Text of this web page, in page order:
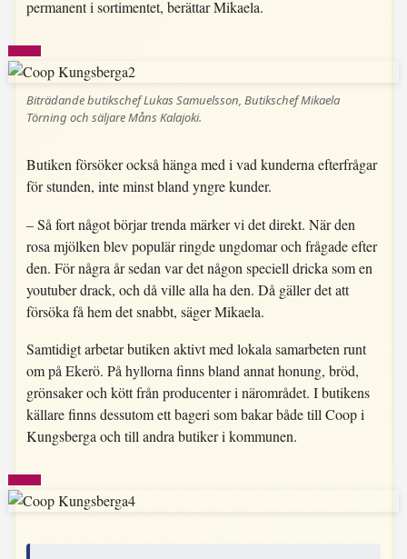
permanent i sortimentet, berättar Mikaela.
Biträdande butikschef Lukas Samuelsson, Butikschef Mikaela
Törning och säljare Måns Kalajoki.
Butiken försöker också hänga med i vad kunderna efterfrågar
för stunden, inte minst bland yngre kunder.
– Så fort något börjar trenda märker vi det direkt. När den
rosa mjölken blev populär ringde ungdomar och frågade efter
den. För några år sedan var det någon speciell dricka som en
youtuber drack, och då ville alla ha den. Då gäller det att
försöka få hem det snabbt, säger Mikaela.
Samtidigt arbetar butiken aktivt med lokala samarbeten runt
om på Ekerö. På hyllorna finns bland annat honung, bröd,
grönsaker och kött från producenter i närområdet. I butikens
källare finns dessutom ett bageri som bakar både till Coop i
Kungsberga och till andra butiker i kommunen.